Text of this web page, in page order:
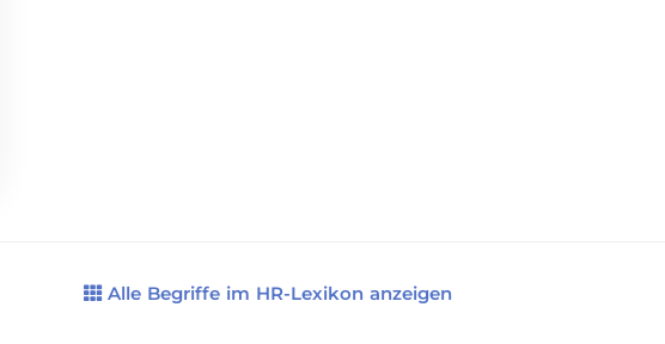
Alle Begriffe im HR-Lexikon anzeigen